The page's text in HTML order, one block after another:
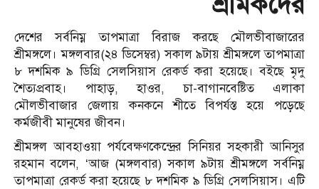
দেশের সর্বনিম্ন তাপমাত্রা বিরাজ করছে মৌলভীবাজারের
শ্রীমঙ্গলে। মঙ্গলবার(২৪ ডিসেম্বর) সকাল ৯টায় শ্রীমঙ্গলে তাপমাত্রা
৮ দশমিক ৯ ডিগ্রি সেলসিয়াস রেকর্ড করা হয়েছে। বইছে মৃদু
শৈত্যপ্রবাহ। পাহাড়, হাওর, চা-বাগানবেষ্টিত এলাকা
মৌলভীবাজার জেলায় কনকনে শীতে বিপর্যস্ত হয়ে পড়েছে
কর্মজীবী মানুষের জীবন।
শ্রীমঙ্গল আবহাওয়া পর্যবেক্ষণকেন্দ্রের সিনিয়র সহকারী আনিসুর
রহমান বলেন, ‘আজ (মঙ্গলবার) সকাল ৯টায় শ্রীমঙ্গলে সর্বনিম্ন
তাপমাত্রা রেকর্ড করা হয়েছে ৮ দশমিক ৯ ডিগ্রি সেলসিয়াস। এটি